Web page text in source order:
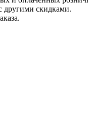
другими скидками.